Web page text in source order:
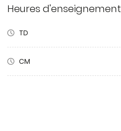
Heures d'enseignement
TD
CM